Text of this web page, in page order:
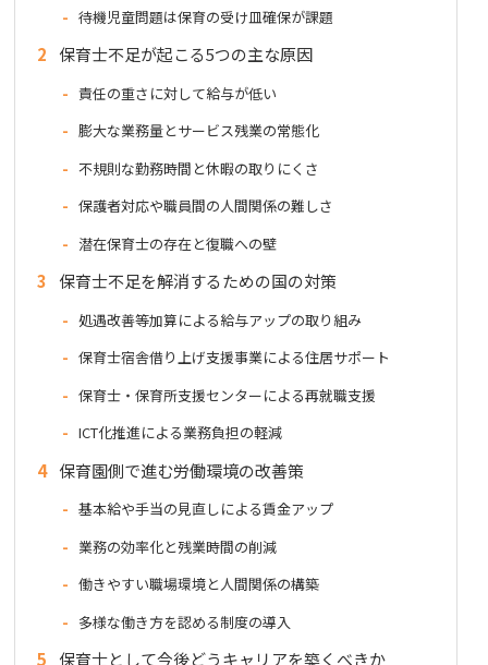
待機児童問題は保育の受け皿確保が課題
2 保育士不足が起こる5つの主な原因
責任の重さに対して給与が低い
膨大な業務量とサービス残業の常態化
不規則な勤務時間と休暇の取りにくさ
保護者対応や職員間の人間関係の難しさ
潜在保育士の存在と復職への壁
3 保育士不足を解消するための国の対策
処遇改善等加算による給与アップの取り組み
保育士宿舎借り上げ支援事業による住居サポート
保育士・保育所支援センターによる再就職支援
ICT化推進による業務負担の軽減
4 保育園側で進む労働環境の改善策
基本給や手当の見直しによる賃金アップ
業務の効率化と残業時間の削減
働きやすい職場環境と人間関係の構築
多様な働き方を認める制度の導入
5 保育士として今後どうキャリアを築くべきか